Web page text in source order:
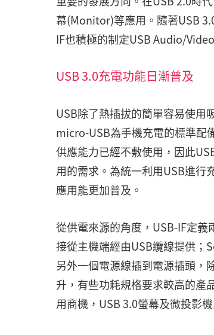
幕(Monitor)等應用。隨著USB
IF也積極的制定USB Audio/
USB 3.0充電功能日漸普及
USB除了熱插拔的簡單容易使用
micro-USB為手機充電的標準配
供應能力已經不敷使用，因此
用的需求。為統一利用USB進行
應用能更加普及。
從供電來源的角度，USB-IF定
接從主機端經由USB纜線提供；
另外一個電源線插到電源插頭，
升，有些功耗規格要求較高的產
用商機，USB 3.0螢幕及微投影